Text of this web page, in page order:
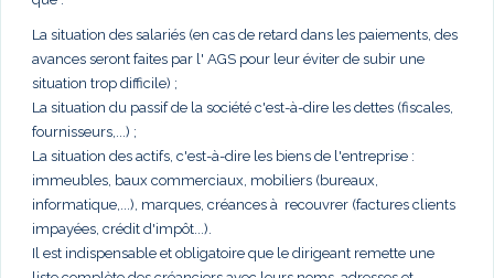
La situation des salariés (en cas de retard dans les paiements, des
avances seront faites par l' AGS pour leur éviter de subir une
situation trop difficile) ;
La situation du passif de la société c'est-à-dire les dettes (fiscales,
fournisseurs,...) ;
La situation des actifs, c'est-à-dire les biens de l'entreprise :
immeubles, baux commerciaux, mobiliers (bureaux,
informatique,...), marques, créances à recouvrer (factures clients
impayées, crédit d'impôt...).
Il est indispensable et obligatoire que le dirigeant remette une